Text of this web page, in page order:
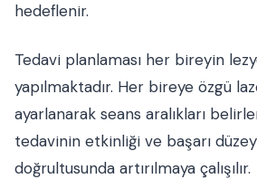
hedeflenir.
Tedavi planlaması her bireyin
yapılmaktadır. Her bireye özgü
ayarlanarak seans aralıkları
tedavinin etkinliği ve başarı
doğrultusunda artırılmaya çalışılır.